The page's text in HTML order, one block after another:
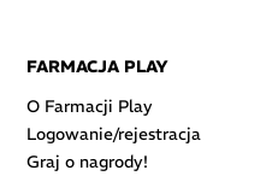
FARMACJA PLAY
O Farmacji Play
Logowanie/rejestracja
Graj o nagrody!